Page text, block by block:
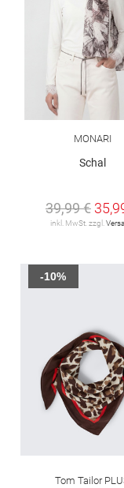
MONARI
Schal
39,99 €
inkl. MwSt. zzgl.
Tom Tailor
-10%